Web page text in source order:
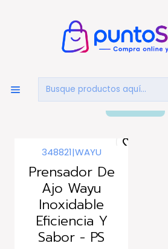
HOGAR Y DECORACIÓN
Prensadores
348821|WAYU
Prensador De
Ajo Wayu
Inoxidable
Eficiencia Y
Sabor - PS